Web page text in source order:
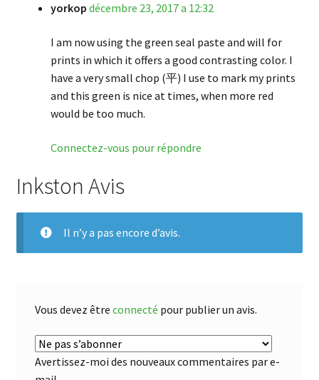
Note5sur 5
yorkop décembre 23, 2017 a 12:32
I am now using the green seal paste and will for
prints in which it offers a good contrasting color. I
have a very small chop (平) I use to mark my prints
and this green is nice at times, when more red
would be too much.
Connectez-vous pour répondre
Inkston Avis
Il n’y a pas encore d’avis.
Vous devez être connecté pour publier un avis.
Avertissez-moi des nouveaux commentaires par e-